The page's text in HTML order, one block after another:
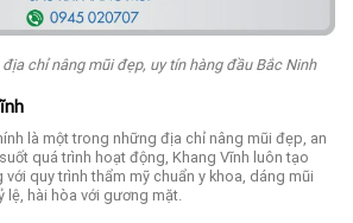
chỉ nâng mũi đẹp, uy tín hàng đầu Bắc Ninh
là một trong những địa chỉ nâng mũi đẹp, an
quá trình hoạt động, Khang Vĩnh luôn tạo
quy trình thẩm mỹ chuẩn y khoa, dáng mũi
hài hòa với gương mặt.